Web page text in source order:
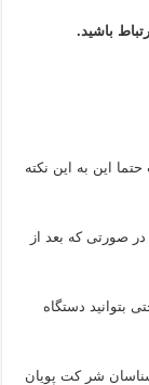
باشید.
این به این نکته
صورتی که بعد از
بتوانید دستگاه
شر کت پویان